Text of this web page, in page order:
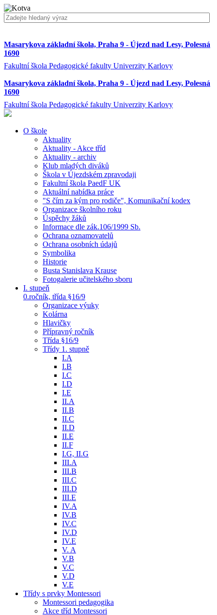
Masarykova základní škola, Praha 9 - Újezd nad Lesy, Polesná
1690
Fakultní škola Pedagogické fakulty Univerzity Karlovy
Masarykova základní škola, Praha 9 - Újezd nad Lesy, Polesná
1690
Fakultní škola Pedagogické fakulty Univerzity Karlovy
O škole
Aktuality
Aktuality - Akce tříd
Aktuality - archiv
Klub mladých diváků
Škola v Újezdském zpravodaji
Fakultní škola PaedF UK
Aktuální nabídka práce
"S čím za kým pro rodiče", Komunikační kodex
Organizace školního roku
Úspěchy žáků
Informace dle zák.106/1999 Sb.
Ochrana oznamovatelů
Ochrana osobních údajů
Symbolika
Historie
Busta Stanislava Krause
Fotogalerie učitelského sboru
I. stupeň
0.ročník, třída §16/9
Organizace výuky
Kolárna
Hlavičky
Přípravný ročník
Třída §16/9
Třídy 1. stupně
I.A
I.B
I.C
I.D
I.E
II.A
II.B
II.C
II.D
II.E
II.F
I.G, II.G
III.A
III.B
III.C
III.D
III.E
IV.A
IV.B
IV.C
IV.D
IV.E
V. A
V.B
V.C
V.D
V.E
Třídy s prvky Montessori
Montessori pedagogika
Akce tříd Montessori